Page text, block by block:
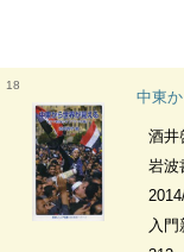
18
中東から世
酒井
岩波
入門